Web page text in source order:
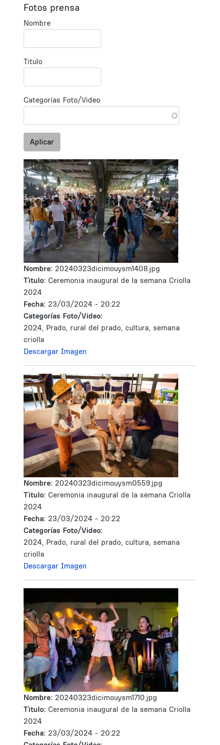
Fotos prensa
Nombre
Titulo
Categorías Foto/Video
Aplicar
Nombre: 20240323dicimouysm1408.jpg
Tìtulo: Ceremonia inaugural de la semana Criolla
2024
Fecha: 23/03/2024 - 20:22
Categorías Foto/Video:
2024, Prado, rural del prado, cultura, semana
criolla
Descargar Imagen
Nombre: 20240323dicimouysm0559.jpg
Tìtulo: Ceremonia inaugural de la semana Criolla
2024
Fecha: 23/03/2024 - 20:22
Categorías Foto/Video:
2024, Prado, rural del prado, cultura, semana
criolla
Descargar Imagen
Nombre: 20240323dicimouysm1710.jpg
Tìtulo: Ceremonia inaugural de la semana Criolla
2024
Fecha: 23/03/2024 - 20:22